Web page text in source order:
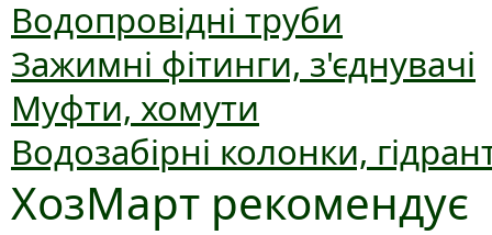
Водопровідні труби
Зажимні фітинги, з'єднувачі
Муфти, хомути
Водозабірні колонки,
ХозМарт рекомендує